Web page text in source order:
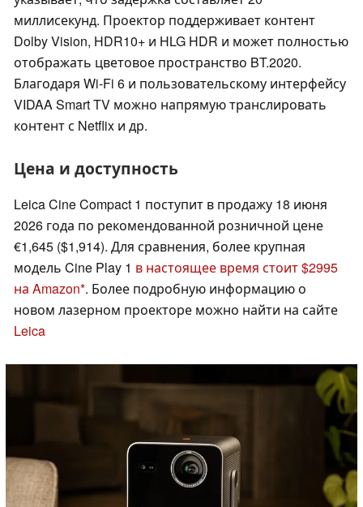
миллисекунд. Проектор поддерживает контент
Dolby Vision, HDR10+ и HLG HDR и может полностью
отображать цветовое пространство BT.2020.
Благодаря Wi-Fi 6 и пользовательскому интерфейсу
VIDAA Smart TV можно напрямую транслировать
контент с Netflix и др.
Цена и доступность
Leica Cine Compact 1 поступит в продажу 18 июня
2026 года по рекомендованной розничной цене
€1,645 ($1,914). Для сравнения, более крупная
модель Cine Play 1 в настоящее время стоит $2995
на Amazon . Более подробную информацию о
новом лазерном проекторе можно найти на сайте
Leica